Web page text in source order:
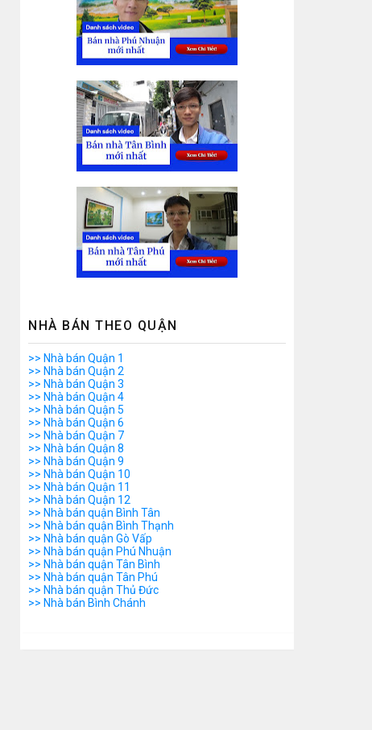
NHÀ BÁN THEO QUẬN
>> Nhà bán Quận 1
>> Nhà bán Quận 2
>> Nhà bán Quận 3
>> Nhà bán Quận 4
>> Nhà bán Quận 5
>> Nhà bán Quận 6
>> Nhà bán Quận 7
>> Nhà bán Quận 8
>> Nhà bán Quận 9
>> Nhà bán Quận 10
>> Nhà bán Quận 11
>> Nhà bán Quận 12
>> Nhà bán quận Bình Tân
>> Nhà bán quận Bình Thạnh
>> Nhà bán quận Gò Vấp
>> Nhà bán quận Phú Nhuận
>> Nhà bán quận Tân Bình
>> Nhà bán quận Tân Phú
>> Nhà bán quận Thủ Đức
>> Nhà bán Bình Chánh